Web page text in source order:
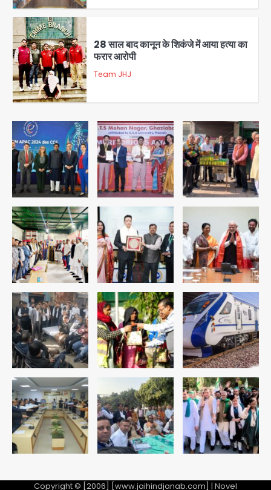
2
3
28 साल बाद कानून के शिकंजे में आया हत्या का
फरार आरोपी
Team JHJ
4
डबल मर्डर का मुख्य साजिशकर्ता क्राइम ब्रांच
के हत्थे
Team JHJ
5
रोहित चौधरी गैंग का कुख्यात बदमाश राजस्थान
से गिरफ्तार
Team JHJ
1
पुरा महादेव से बेटियों के स्वास्थ्य और सुरक्षा का
संदेश
Team JHJ
2
अब पहला स्थान हासिल करना लक्ष्य: डीएम
Team JHJ
फरार आरोपी
Copyright © [2006] [www.jaihindjanab.com] | Novel